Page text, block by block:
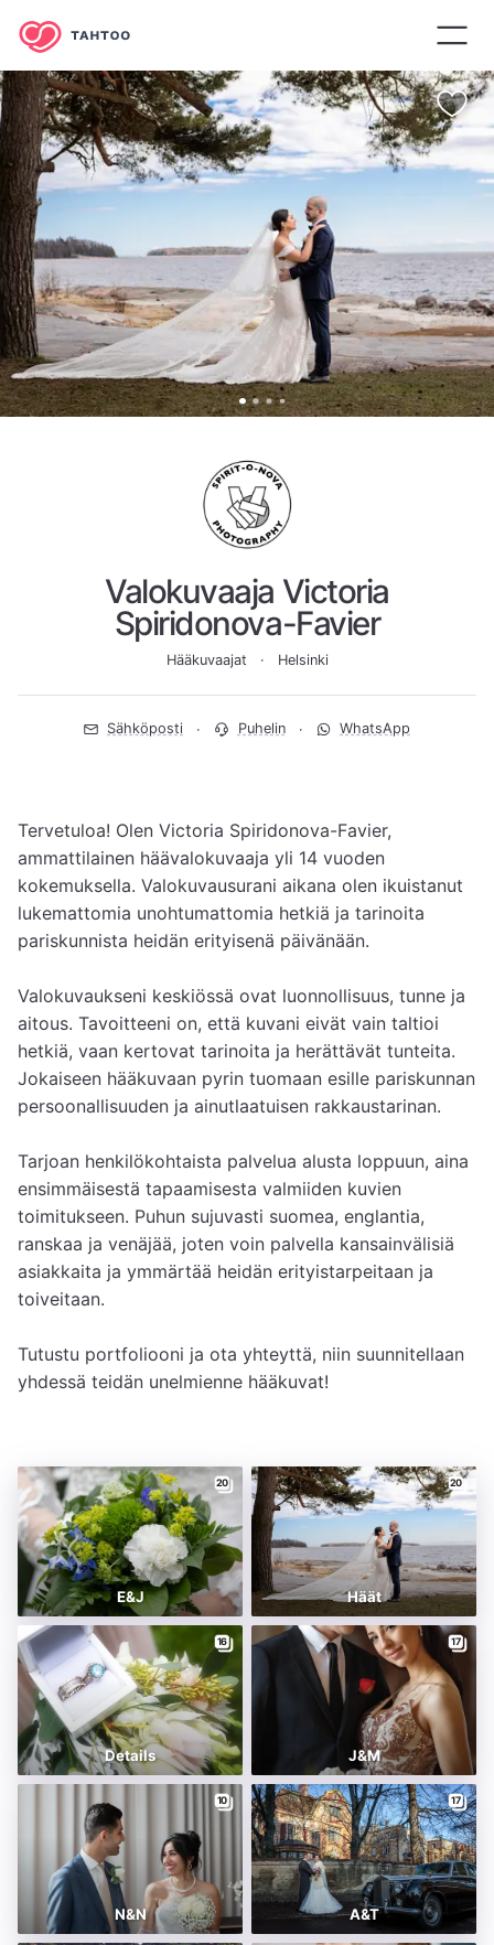
Valokuvaaja Victoria
Spiridonova-Favier
Hääkuvaajat Helsinki
Sähköposti Puhelin WhatsApp
Tervetuloa! Olen Victoria Spiridonova-Favier,
ammattilainen häävalokuvaaja yli 14 vuoden
kokemuksella. Valokuvausurani aikana olen ikuistanut
lukemattomia unohtumattomia hetkiä ja tarinoita
pariskunnista heidän erityisenä päivänään.
Valokuvaukseni keskiössä ovat luonnollisuus, tunne ja
aitous. Tavoitteeni on, että kuvani eivät vain taltioi
hetkiä, vaan kertovat tarinoita ja herättävät tunteita.
Jokaiseen hääkuvaan pyrin tuomaan esille pariskunnan
persoonallisuuden ja ainutlaatuisen rakkaustarinan.
Tarjoan henkilökohtaista palvelua alusta loppuun, aina
ensimmäisestä tapaamisesta valmiiden kuvien
toimitukseen. Puhun sujuvasti suomea, englantia,
ranskaa ja venäjää, joten voin palvella kansainvälisiä
asiakkaita ja ymmärtää heidän erityistarpeitaan ja
toiveitaan.
Tutustu portfoliooni ja ota yhteyttä, niin suunnitellaan
yhdessä teidän unelmienne hääkuvat!
20
E&J
20
Häät
16
Details
17
J&M
10
N&N
17
A&T